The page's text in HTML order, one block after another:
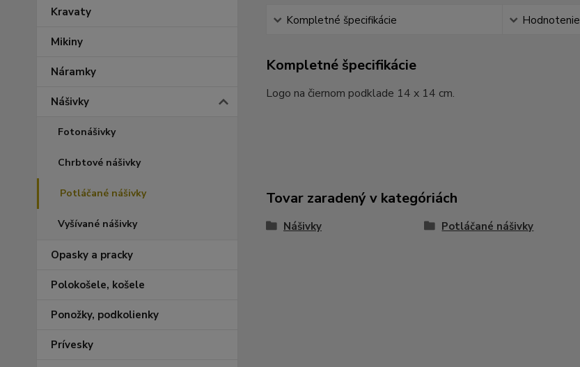
Kravaty
Mikiny
Náramky
Nášivky
Fotonášivky
Chrbtové nášivky
Potláčané nášivky
Vyšívané nášivky
Opasky a pracky
Polokošele, košele
Ponožky, podkolienky
Prívesky
Kompletné špecifikácie Hodnotenie
Kompletné špecifikácie
Logo na čiernom podklade 14 x 14 cm.
Tovar zaradený v kategóriách
Nášivky Potláčané nášivky